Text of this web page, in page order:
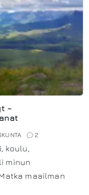
–
2
koulu,
minun
maailman